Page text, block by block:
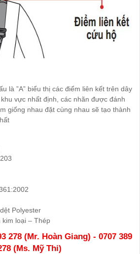
là ”A” biểu thị các điểm liên kết trên dây
vực nhất định, các nhãn được đánh
giống nhau đặt cùng nhau sẽ tạo thành
Polyester
kim loại – Thép
278 (Mr. Hoàn Giang) - 0707 389
(Ms. Mỹ Thi)